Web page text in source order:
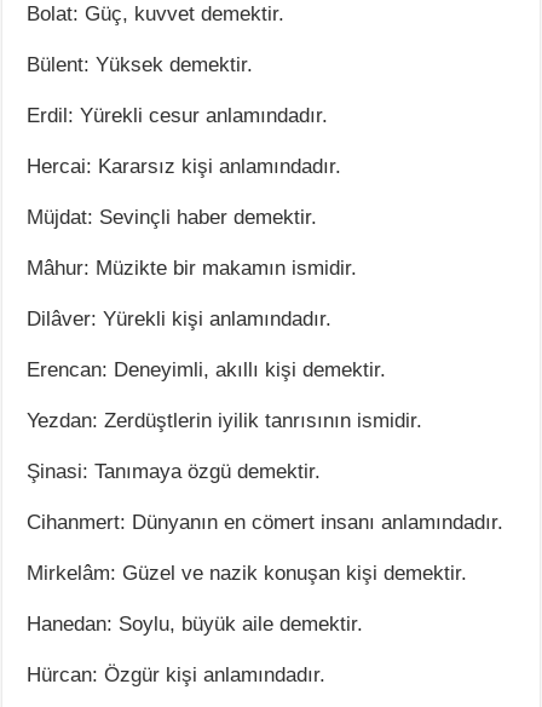
Bolat: Güç, kuvvet demektir.
Bülent: Yüksek demektir.
Erdil: Yürekli cesur anlamındadır.
Hercai: Kararsız kişi anlamındadır.
Müjdat: Sevinçli haber demektir.
Mâhur: Müzikte bir makamın ismidir.
Dilâver: Yürekli kişi anlamındadır.
Erencan: Deneyimli, akıllı kişi demektir.
Yezdan: Zerdüştlerin iyilik tanrısının ismidir.
Şinasi: Tanımaya özgü demektir.
Cihanmert: Dünyanın en cömert insanı anlamındadır.
Mirkelâm: Güzel ve nazik konuşan kişi demektir.
Hanedan: Soylu, büyük aile demektir.
Hürcan: Özgür kişi anlamındadır.